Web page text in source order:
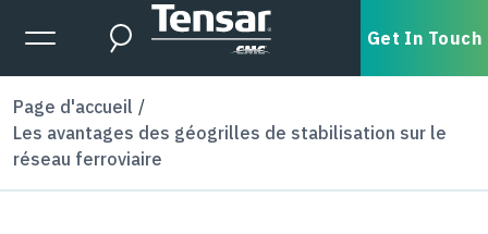
Skip to main content
Expanded Menu Toggle
Search Get In Touch
Page d'accueil
Les avantages des géogrilles de stabilisation sur le
réseau ferroviaire